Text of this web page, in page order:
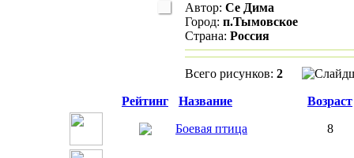
Автор: Се Дима
Город: п.Тымовское
Страна: Россия
Всего рисунков: 2
Рейтинг Название Возраст
Боевая птица 8